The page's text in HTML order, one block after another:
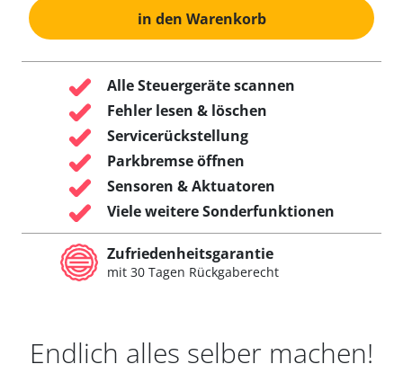
in den Warenkorb
Alle Steuergeräte scannen
Fehler lesen & löschen
Servicerückstellung
Parkbremse öffnen
Sensoren & Aktuatoren
Viele weitere Sonderfunktionen
Zufriedenheitsgarantie
mit 30 Tagen Rückgaberecht
Endlich alles selber machen!